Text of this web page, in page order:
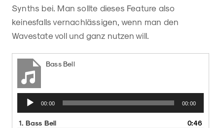
Synths bei. Man sollte dieses Feature also
keinesfalls vernachlässigen, wenn man den
Wavestate voll und ganz nutzen will.
Bass Bell
Audio-
Player
00:00 00:00
1. Bass Bell
0:46